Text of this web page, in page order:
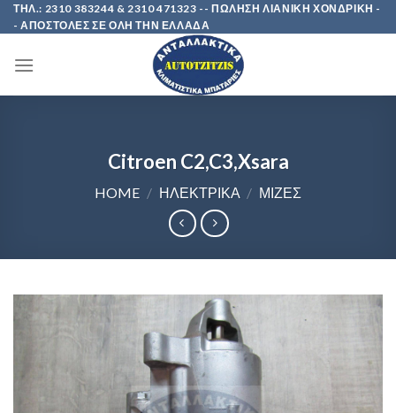
Skip
to
ΤΗΛ.: 2310 383244 & 2310 471323 -- ΠΩΛΗΣΗ ΛΙΑΝΙΚΗ ΧΟΝΔΡΙΚΗ -
- ΑΠΟΣΤΟΛΕΣ ΣΕ ΟΛΗ ΤΗΝ ΕΛΛΑΔΑ
Citroen C2,C3,Xsara
HOME / ΗΛΕΚΤΡΙΚΑ / ΜΙΖΕΣ